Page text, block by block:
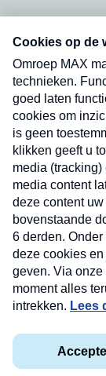
nieuwsbrief.
uw mailbox.
Privacyverklaring
Kwetsbaarheid
Neem hier
nieuwsbrief.